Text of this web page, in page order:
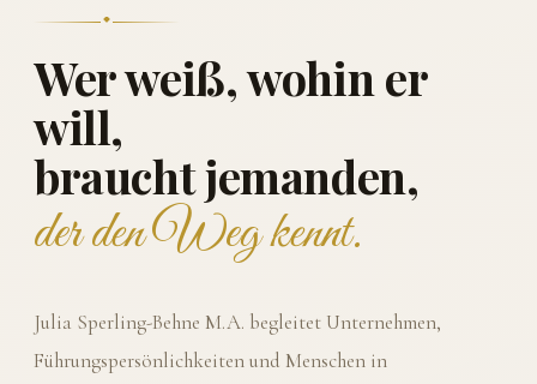
Wer weiß, wohin er
will,
braucht jemanden,
der den Weg kennt.
Julia Sperling-Behne M.A. begleitet Unternehmen,
Führungspersönlichkeiten und Menschen in